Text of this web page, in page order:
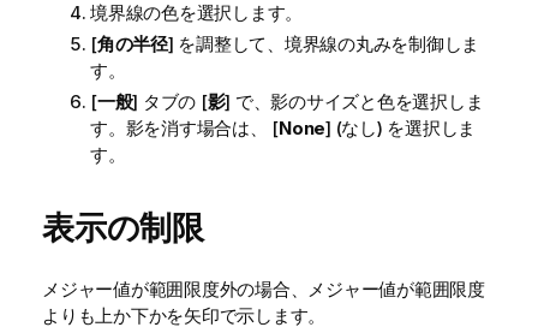
境界線の色を選択します。
[角の半径] を調整して、境界線の丸みを制御しま
す。
[一般] タブの [影] で、影のサイズと色を選択しま
す。影を消す場合は、 [None] (なし) を選択しま
す。
表示の制限
メジャー値が範囲限度外の場合、メジャー値が範囲限度
よりも上か下かを矢印で示します。